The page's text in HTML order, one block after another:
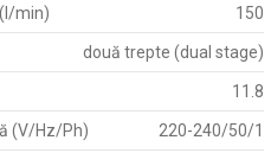
min) 150
două trepte (dual stage)
11.8
(V/Hz/Ph)
220-240/50/1